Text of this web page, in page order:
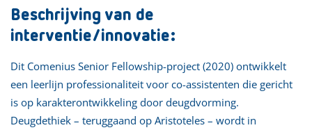
Beschrijving van de
interventie/innovatie:
Dit Comenius Senior Fellowship-project (2020) ontwikkelt
een leerlijn professionaliteit voor co-assistenten die gericht
is op karakterontwikkeling door deugdvorming.
Deugdethiek – teruggaand op Aristoteles – wordt in